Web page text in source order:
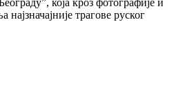
најзначајније трагове руског